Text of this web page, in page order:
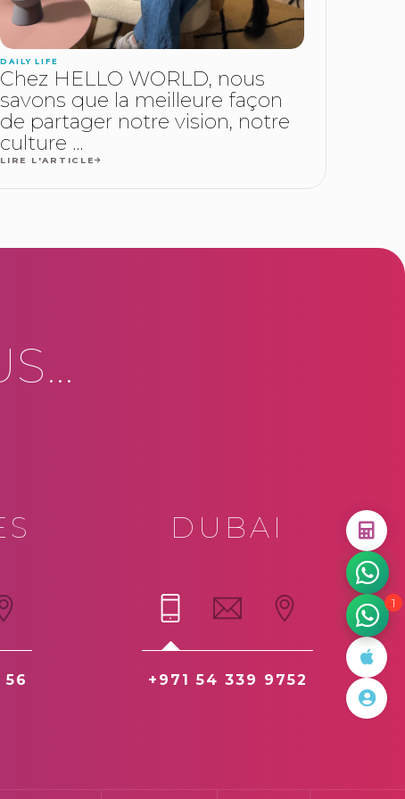
1
DAILY LIFE
Chez HELLO WORLD, nous
savons que la meilleure façon
de partager notre vision, notre
culture ...
LIRE L'ARTICLE
DUBAI
+971 54 339 9752